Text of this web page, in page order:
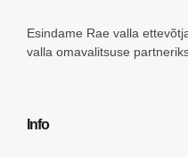
Esindame Rae valla
valla omavalitsuse
Info